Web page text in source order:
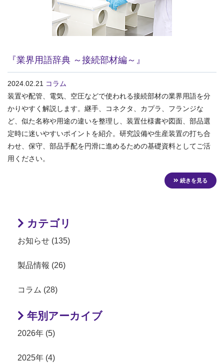
『業界用語辞典 ～接続部材編～』
2024.02.21 コラム
装置や配管、電気、空圧などで使われる接続部材の業界用語を分
かりやすく解説します。継手、コネクタ、カプラ、フランジな
ど、似た名称や用途の違いを整理し、装置仕様書や図面、部品選
定時に迷いやすいポイントを紹介。研究設備や生産装置の打ち合
わせ、保守、部品手配を円滑に進めるための基礎資料としてご活
用ください。
続きを見る
カテゴリ
お知らせ (135)
製品情報 (26)
コラム (28)
年別アーカイブ
2026年 (5)
2025年 (4)